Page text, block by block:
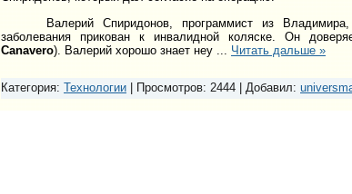
Валерий Спиридонов, программист из Владимира,
заболевания прикован к инвалидной коляске. Он
Canavero). Валерий хорошо знает неу Читать дальше »
Категория: Технологии Просмотров: 2444 Добавил: